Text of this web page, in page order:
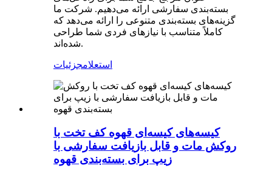
بسته‌بندی سفارشی ارائه می‌دهیم. شرکت ما
گزینه‌های بسته‌بندی متنوعی را ارائه می‌دهد که
کاملاً متناسب با نیازهای فردی شما طراحی
شده‌اند.
استعلامجزئیات
کیسه‌های کیسه‌ای قهوه کف تخت با
روکش مات و قابل بازیافت سفارشی با
زیپ برای بسته‌بندی قهوه